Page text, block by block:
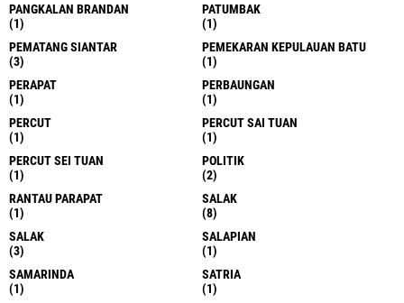
PANGKALAN BRANDAN
(1)
PATUMBAK
(1)
PEMATANG SIANTAR
(3)
PEMEKARAN KEPULAUAN BATU
(1)
PERAPAT
(1)
PERBAUNGAN
(1)
PERCUT
(1)
PERCUT SAI TUAN
(1)
PERCUT SEI TUAN
(1)
POLITIK
(2)
RANTAU PARAPAT
(1)
SALAK
(8)
SALAK
(3)
SALAPIAN
(1)
SAMARINDA
(1)
SATRIA
(1)